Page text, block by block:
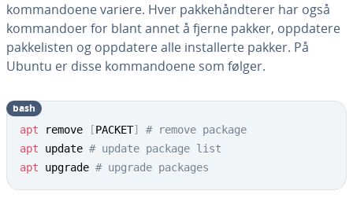
kommandoene variere. Hver pakkehåndterer har også
kommandoer for blant annet å fjerne pakker, oppdatere
pakkelisten og oppdatere alle installerte pakker. På
Ubuntu er disse kommandoene som følger.
apt remove [PACKET]
# remove package
apt update # update package list
apt upgrade # upgrade packages
bash